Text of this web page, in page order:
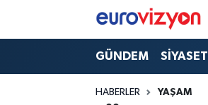
GÜNDEM SİYASET
HABERLER YAŞAM